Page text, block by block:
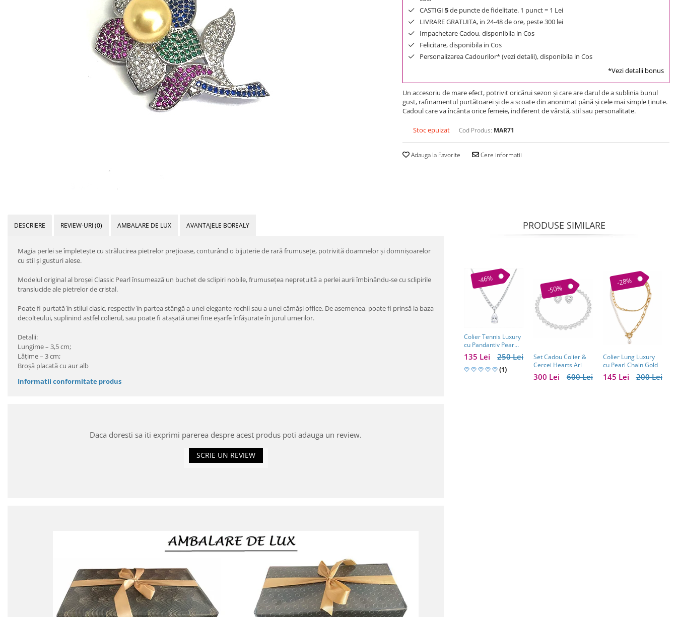
CASTIGI 5de puncte de fidelitate. 1 punct = 1 Lei
LIVRARE GRATUITA, in 24-48 de ore, peste 300 lei
Impachetare Cadou, disponibila in Cos
Felicitare, disponibila in Cos
Personalizarea Cadourilor* (vezi detalii), disponibila in Cos
*Vezi detalii bonus
Un accesoriu de mare efect, potrivit oricărui sezon şi care are darul de a sublinia bunul
gust, rafinamentul purtătoarei şi de a scoate din anonimat până şi cele mai simple ţinute.
Cadoul care va încânta orice femeie, indiferent de vârstă, stil sau personalitate.
Stoc epuizat Cod Produs: MAR71
Adauga la Favorite Cere informatii
DESCRIERE REVIEW-URI(0) AMBALARE DE LUX AVANTAJELE BOREALY
Magia perlei se împleteşte cu strălucirea pietrelor preţioase, conturând o bijuterie de rară frumuseţe, potrivită doamnelor şi domnişoarelor
cu stil şi gusturi alese.
Modelul original al broşei Classic Pearl însumează un buchet de sclipiri nobile, frumuseţea nepreţuită a perlei aurii îmbinându-se cu sclipirile
translucide ale pietrelor de cristal.
Poate fi purtată în stilul clasic, respectiv în partea stângă a unei elegante rochii sau a unei cămăşi office. De asemenea, poate fi prinsă la baza
decolteului, suplinind astfel colierul, sau poate fi ataşată unei fine eşarfe înfăşurate în jurul umerilor.
Detalii:
Lungime – 3,5 cm;
Lăţime – 3 cm;
Broşă placată cu aur alb
Informatii conformitate produs
Daca doresti sa iti exprimi parerea despre acest produs poti adauga un review.
SCRIE UN REVIEW
PRODUSE SIMILARE
-46%
Colier Tennis Luxury
cu Pandantiv Pear
Cut – Eleganță
Atemporală 250 Lei
135 Lei
(1)
-50%
Set Cadou Colier &
Cercei Hearts Ari
600 Lei
300 Lei
-28%
Colier Lung Luxury
cu Pearl Chain Gold
200 Lei
145 Lei